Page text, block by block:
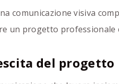
comunicazione visiva
un progetto professionale
del progetto